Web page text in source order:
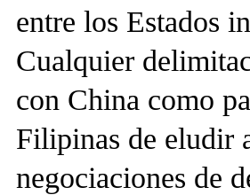
entre los Estados
Cualquier
con China como
Filipinas de eludir
negociaciones de